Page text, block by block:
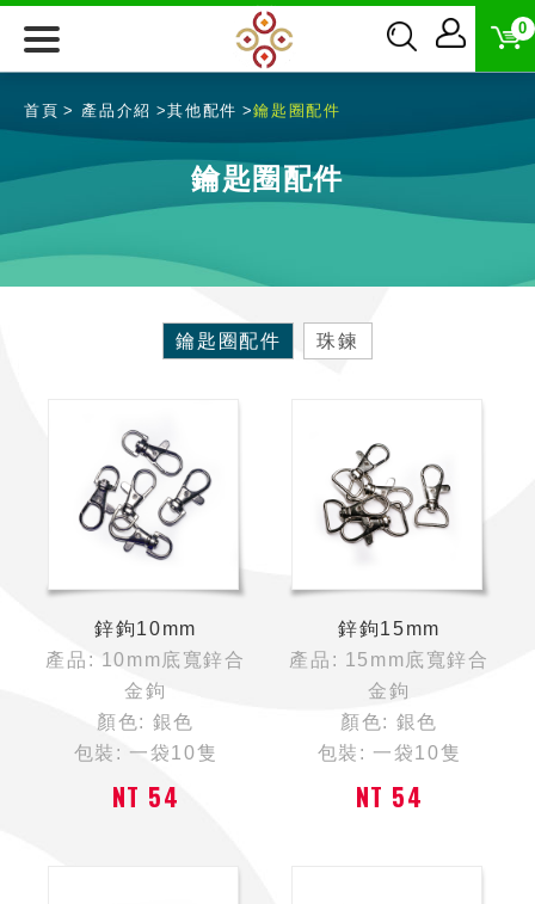
0
首頁 產品介紹 其他配件 鑰匙圈配件
鑰匙圈配件
鑰匙圈配件 珠鍊
鋅鉤10mm
產品: 10mm底寬鋅合
金鉤
顏色: 銀色
包裝: 一袋10隻
NT 54
鋅鉤15mm
產品: 15mm底寬鋅合
金鉤
顏色: 銀色
包裝: 一袋10隻
NT 54